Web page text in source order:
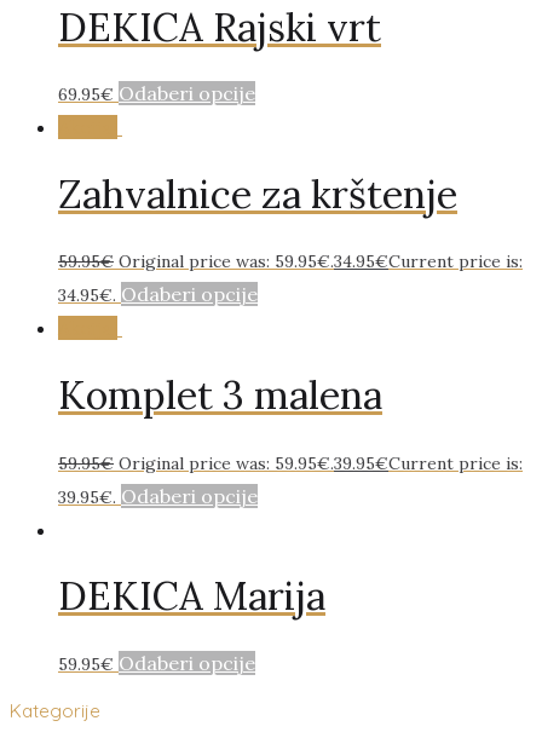
DEKICA Rajski vrt
69.95€ Odaberi opcije
Zahvalnice za krštenje
59.95€ Original price was: 59.95€.34.95€Current price is:
34.95€. Odaberi opcije
Komplet 3 malena
59.95€ Original price was: 59.95€.39.95€Current price is:
39.95€. Odaberi opcije
DEKICA Marija
59.95€ Odaberi opcije
Kategorije